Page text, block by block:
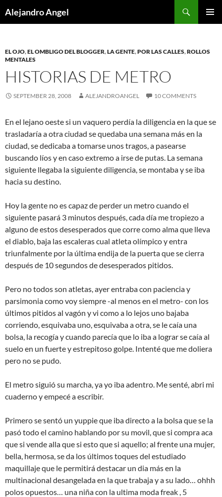
toAlejandro Angel
EL OJO,EL OMBLIGO DEL BLOGGER,LA GENTE,POR LAS CALLES,ROLLOS
MENTALES
HISTORIAS DE METRO
SEPTEMBER 28, 2008 ALEJANDROANGEL 10 COMMENTS
En el lejano oeste si un vaquero perdía la diligencia en la que se
trasladaría a otra ciudad se quedaba una semana más en la
ciudad, se dedicaba a tomarse unos tragos, a pasearse
buscando líos y en caso extremo a irse de putas. La semana
siguiente llegaba la siguiente diligencia, se montaba y se iba
hacia su destino.
Hoy la gente no es capaz de perder un metro cuando el
siguiente pasará 3 minutos después, cada día me tropiezo a
alguno de estos desesperados que corre como alma que lleva
el diablo, baja las escaleras cual atleta olímpico y entra
triunfalmente por la última endija de la puerta que se cierra
después de 10 segundos de desesperados pitidos.
Pero no todos son atletas, ayer entraba con paciencia y
parsimonia como voy siempre -al menos en el metro- con los
últimos pitidos al vagón y vi como a lo lejos uno bajaba
corriendo, esquivaba uno, esquivaba a otra, se le caía una
bolsa, la recogía y cuando parecía que lo iba a lograr se caía al
suelo en un fuerte y estrepitoso golpe. Intenté que me doliera
pero no se pudo.
El metro siguió su marcha, ya yo iba adentro. Me senté, abri mi
cuaderno y empecé a escribir.
Primero se sentó un yuppie que iba directo a la bolsa que se la
pasó todo el camino hablando por su movil, que si compra aca
que si vende alla que si esto que si aquello; al frente una mujer,
bella, hermosa, se da los últimos toques del estudiado
maquillaje que le permitirá destacar un dia más en la
multinacional desangelada en la que trabaja y a su lado… ohhh
polos opuestos… una niña con la ultima moda freak , 5